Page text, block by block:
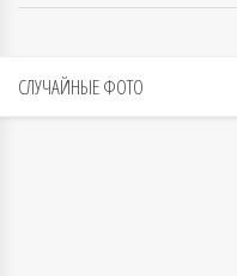
СЛУЧАЙНЫЕФОТО